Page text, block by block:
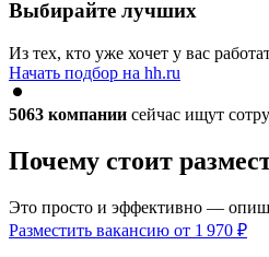
Выбирайте лучших
Из тех, кто уже хочет у вас
Начать подбор на hh.ru
5063 компании сейчас ищут
Почему стоит
Это просто и эффективно —
Разместить вакансию от 1 970 ₽